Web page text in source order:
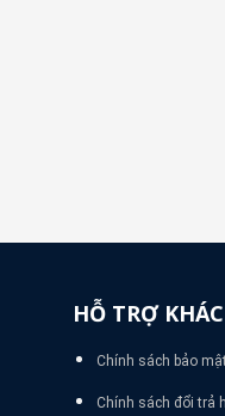
HỖ TRỢ
Chính sách bảo
Chính sách đổi trả